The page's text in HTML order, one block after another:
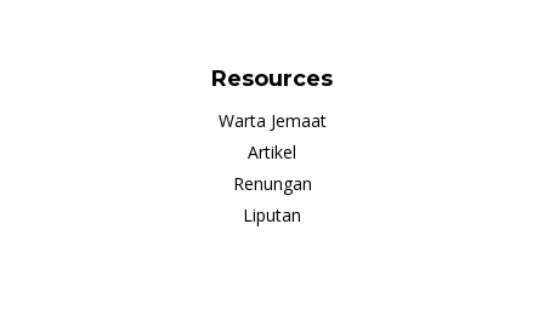
Resources
Warta Jemaat
Artikel
Renungan
Liputan